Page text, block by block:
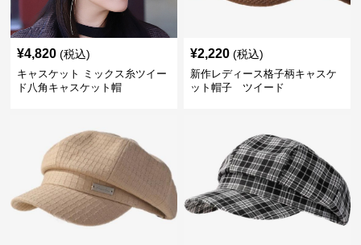
¥4,820 (税込)
キャスケット ミックス糸ツイー
ド八角キャスケット帽
¥2,220 (税込)
新作レディース格子柄キャスケ
ット帽子 ツイード